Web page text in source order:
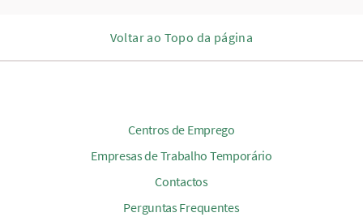
Voltar ao Topo da página
Centros de Emprego
Empresas de Trabalho Temporário
Contactos
Perguntas Frequentes